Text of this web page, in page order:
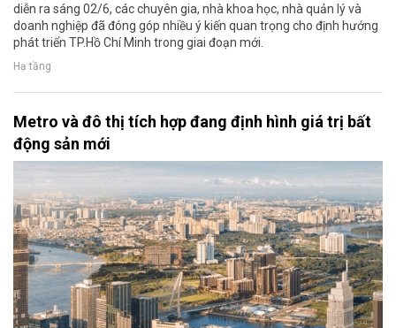
diễn ra sáng 02/6, các chuyên gia, nhà khoa học, nhà quản lý và
doanh nghiệp đã đóng góp nhiều ý kiến quan trọng cho định hướng
phát triển TP.Hồ Chí Minh trong giai đoạn mới.
Hạ tầng
Metro và đô thị tích hợp đang định hình giá trị bất
động sản mới